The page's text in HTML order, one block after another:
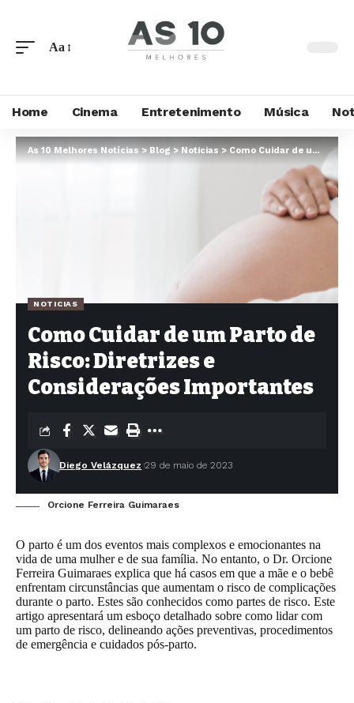
Aa
Home Cinema Entretenimento Música
As 10 Melhores Notícias>Blog>Noticias>Como Cuidar de um Parto de Risco: Diretrizes e Considerações Importantes
NOTICIAS
Como Cuidar de um Parto de
Risco: Diretrizes e
Considerações Importantes
Diego Velázquez 29 de maio de 2023
Orcione Ferreira Guimaraes
O parto é um dos eventos mais complexos e emocionantes na
vida de uma mulher e de sua família. No entanto, o Dr. Orcione
Ferreira Guimaraes explica que há casos em que a mãe e o bebê
enfrentam circunstâncias que aumentam o risco de complicações
durante o parto. Estes são conhecidos como partes de risco. Este
artigo apresentará um esboço detalhado sobre como lidar com
um parto de risco, delineando ações preventivas, procedimentos
de emergência e cuidados pós-parto.